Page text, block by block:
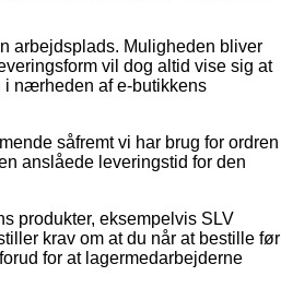
arbejdsplads. Muligheden bliver
vil dog altid vise sig at
i nærheden af e-butikkens
såfremt vi har brug for ordren
anslåede leveringstid for den
produkter, eksempelvis SLV
krav om at du når at bestille før
for at lagermedarbejderne